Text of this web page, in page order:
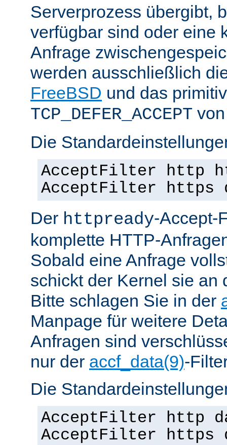
Serverprozess übergibt,
verfügbar sind oder eine
Anfrage
werden ausschließlich
FreeBSD und das
TCP_DEFER_ACCEPT
Die
AcceptFilter http
AcceptFilter https
Der httpready-Accept-
komplette HTTP-
Sobald eine Anfrage
schickt der Kernel sie an
Bitte schlagen Sie in der
Manpage für weitere
Anfragen sind
nur der accf_data(9)-
Die
AcceptFilter http
AcceptFilter https